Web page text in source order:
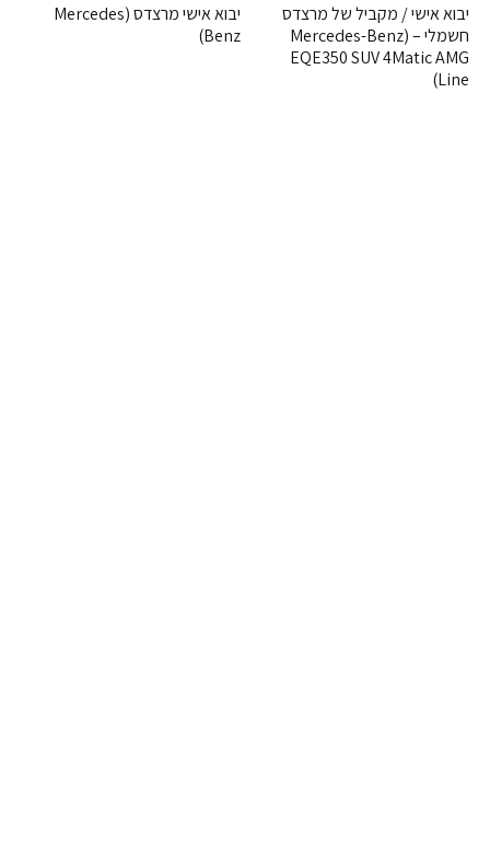
יבוא אישי / מקביל של מרצדס
חשמלי – (Mercedes-Benz
EQE350 SUV 4Matic AMG
Line)
יבוא אישי מרצדס (Mercedes
Benz)